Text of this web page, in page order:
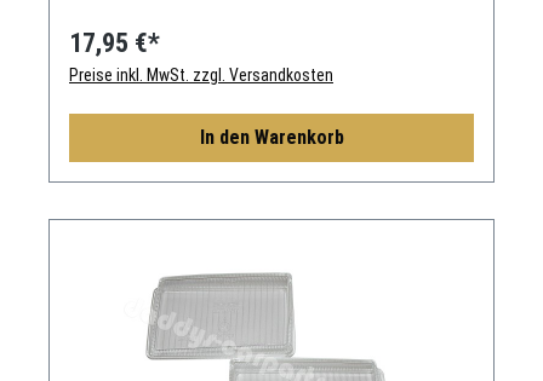
17,95 €*
Preise inkl. MwSt. zzgl. Versandkosten
In den Warenkorb